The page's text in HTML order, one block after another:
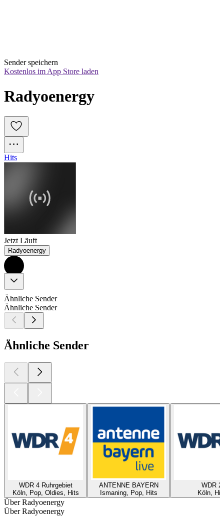
Sender speichern
Kostenlos im App Store laden
Radyoenergy
Hits
Jetzt Läuft
Radyoenergy
Ähnliche Sender
Ähnliche Sender
Ähnliche Sender
WDR 4 Ruhrgebiet
Köln, Pop, Oldies, Hits
ANTENNE BAYERN
Ismaning, Pop, Hits
WDR 2
Köln,
Über Radyoenergy
Über Radyoenergy